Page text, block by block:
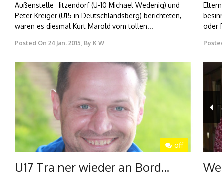
Außenstelle Hitzendorf (U-10 Michael Wedenig) und
Peter Kreiger (U15 in Deutschlandsberg) berichteten,
waren es diesmal Kurt Marold vom tollen...
Posted On 24 Jan. 2015, By K W
oder
off
U17 Trainer wieder an Bord…